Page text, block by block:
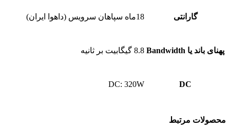
گارانتی 18ماه سپاهان سرویس (داهوا ایران)
پهنای باند یا Bandwidth 8.8 گیگابیت بر ثانیه
DC
DC: 320W
محصولات مرتبط